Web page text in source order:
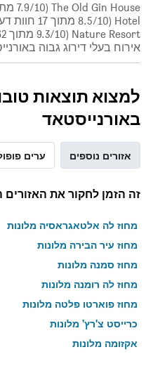
אירוח בעלי דירוג גבוה
למצוא תוצאות
באורנייסטאד
אזורים נוספים ערים
זה הזמן לחקור את האזורים
מחוז לה אלטאגראסיה מלונות
מחוז עיר הבירה מלונות
מחוז סמנה מלונות
מחוז לה רומנה מלונות
מחוז פוארטו פלטה מלונות
כרייסט צ'רץ' מלונות
אקזומה מלונות